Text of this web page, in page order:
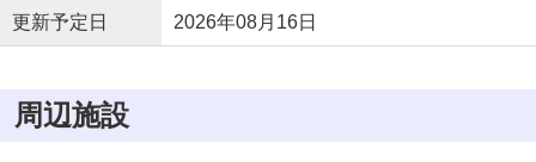
更新予定日 2026年08月16日
周辺施設